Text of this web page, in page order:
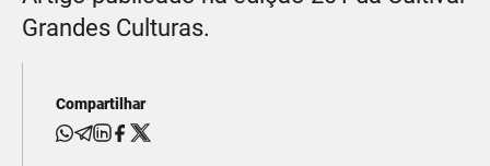
Grandes Culturas.
Compartilhar